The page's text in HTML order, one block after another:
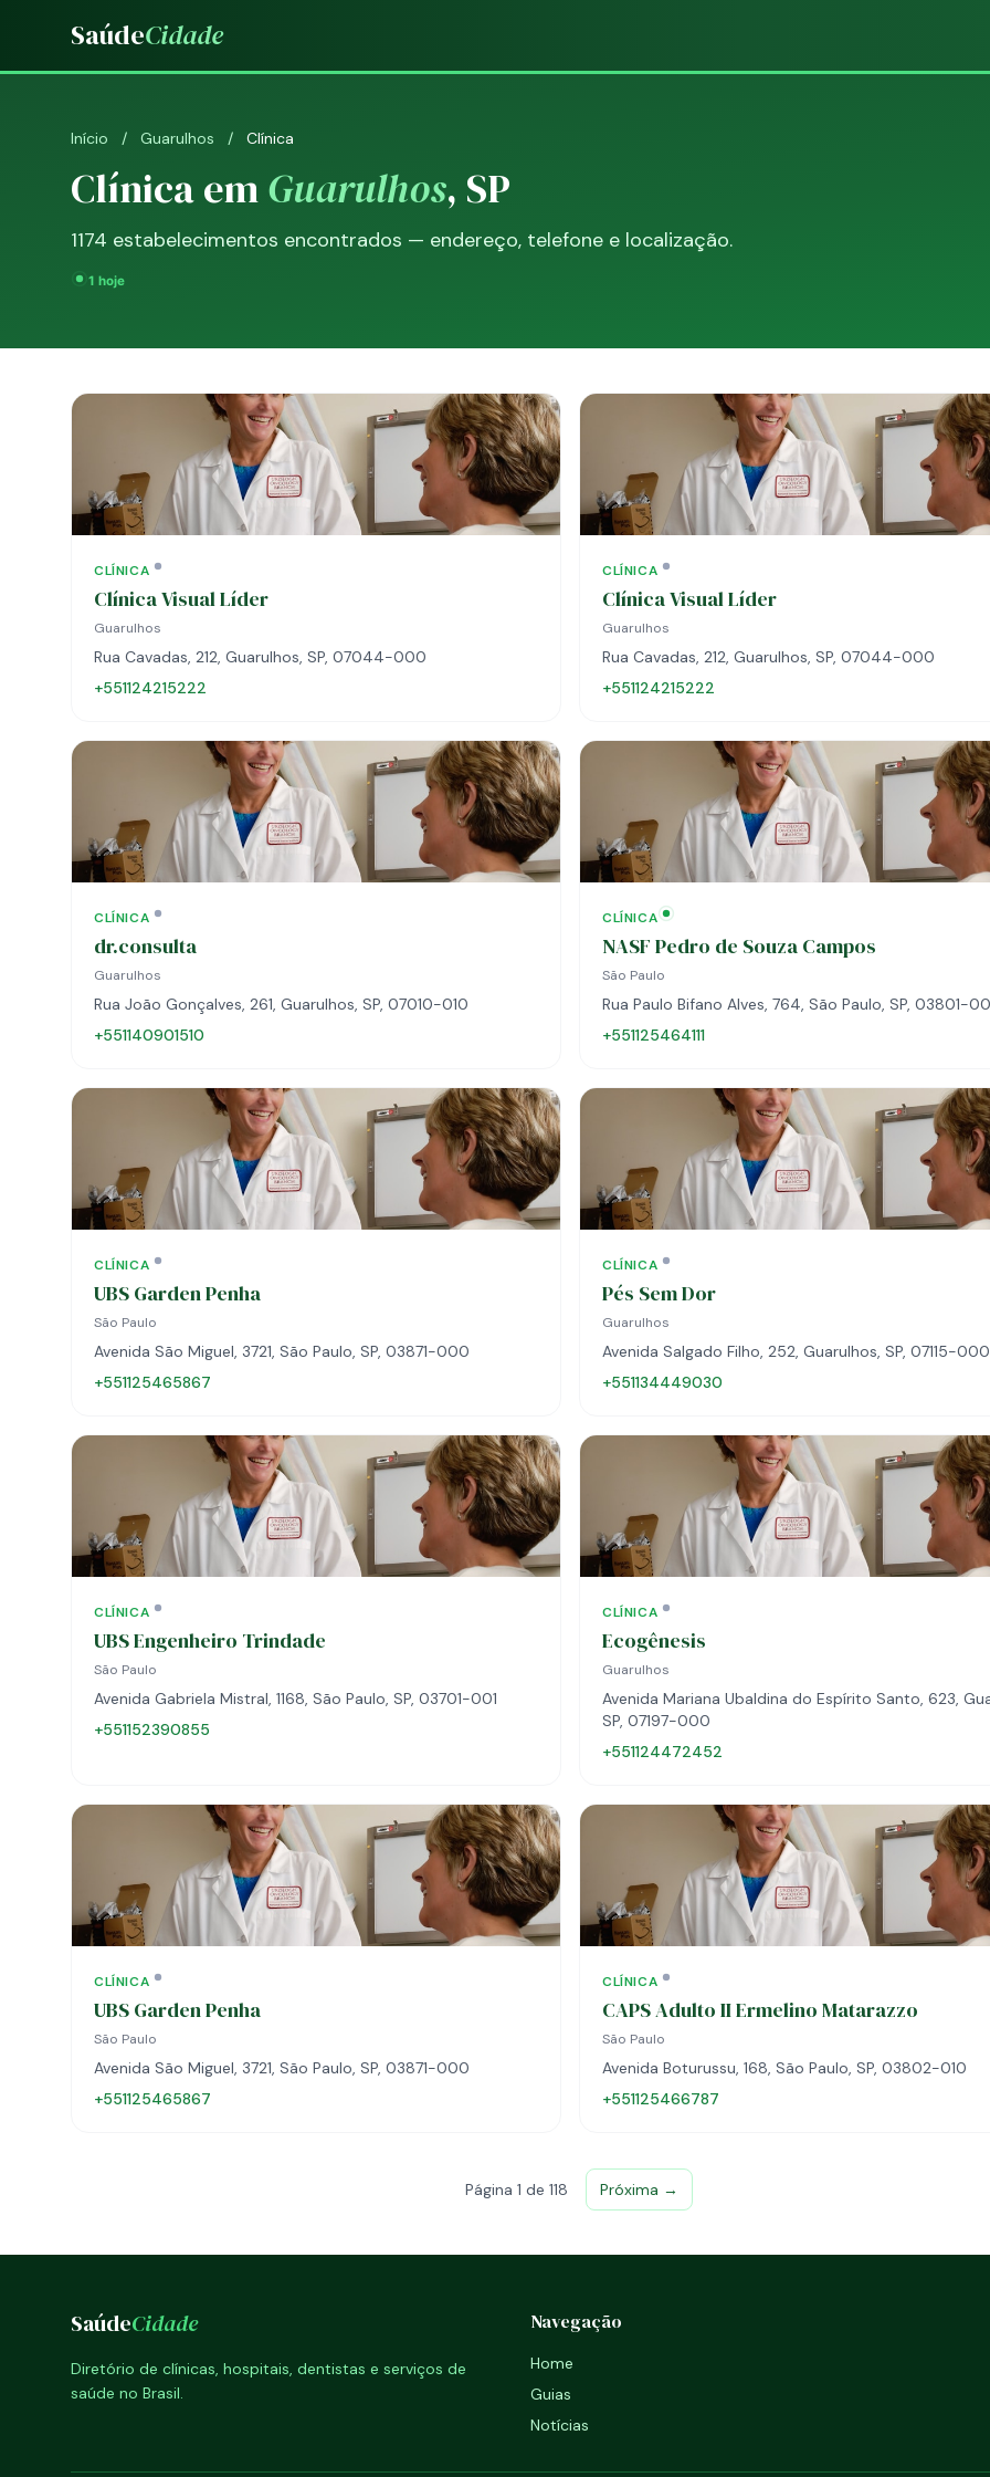
SaúdeCidade
Início / Guarulhos / Clínica
Clínica emGuarulhos, SP
1174 estabelecimentos encontrados — endereço, telefone e localização.
CLÍNICA
Clínica Visual Líder
Guarulhos
Rua Cavadas, 212, Guarulhos, SP, 07044-000
+551124215222
CLÍNICA
Clínica Visual Líder
Guarulhos
Rua Cavadas, 212, Guarulhos, SP, 07044-000
+551124215222
CLÍNICA
dr.consulta
Guarulhos
Rua João Gonçalves, 261, Guarulhos, SP, 07010-010
+551140901510
CLÍNICA
NASF Pedro de Souza Campos
São Paulo
Rua Paulo Bifano Alves, 764, São Paulo, SP, 03801-
+551125464111
CLÍNICA
UBS Garden Penha
São Paulo
Avenida São Miguel, 3721, São Paulo, SP, 03871-000
+551125465867
CLÍNICA
Pés Sem Dor
Guarulhos
Avenida Salgado Filho, 252, Guarulhos, SP, 07115-000
+551134449030
CLÍNICA
UBS Engenheiro Trindade
São Paulo
Avenida Gabriela Mistral, 1168, São Paulo, SP, 03701-001
+551152390855
CLÍNICA
Ecogênesis
Guarulhos
Avenida Mariana Ubaldina do Espírito Santo, 623,
SP, 07197-000
+551124472452
CLÍNICA
UBS Garden Penha
São Paulo
Avenida São Miguel, 3721, São Paulo, SP, 03871-000
+551125465867
CLÍNICA
CAPS Adulto II Ermelino Matarazzo
São Paulo
Avenida Boturussu, 168, São Paulo, SP, 03802-010
+551125466787
Página 1 de 118 Próxima →
SaúdeCidade
Diretório de clínicas, hospitais, dentistas e serviços de
saúde no Brasil.
Navegação
Home
Guias
Notícias